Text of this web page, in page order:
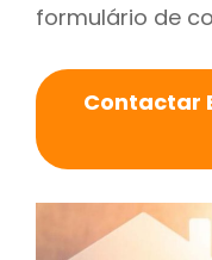
formulário de
Contactar